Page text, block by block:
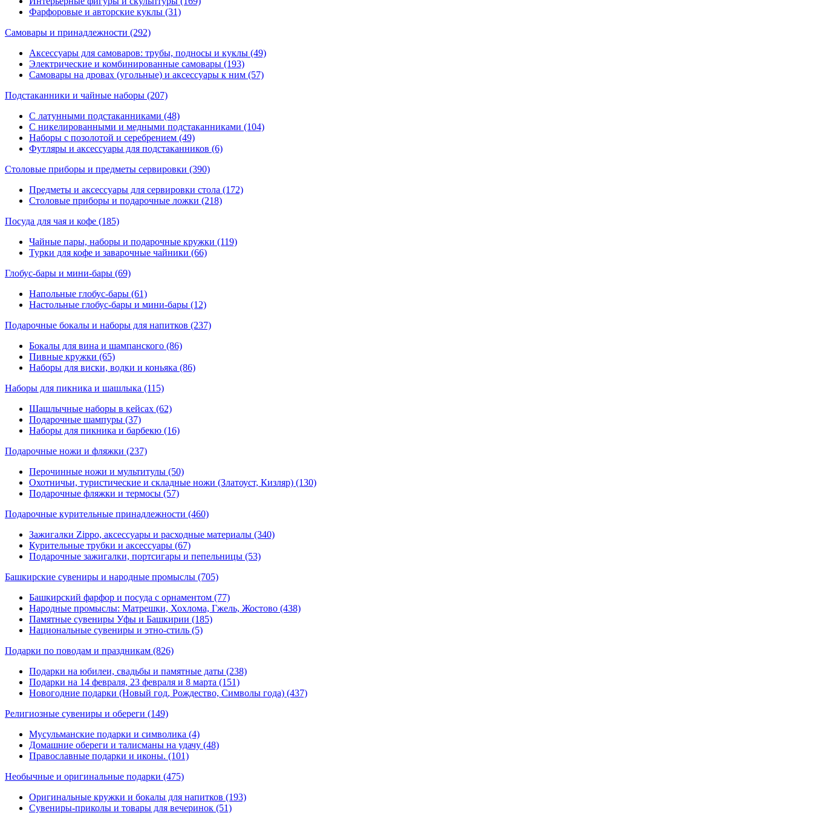
Фарфоровые и авторские куклы (31)
Самовары и принадлежности (292)
Аксессуары для самоваров: трубы, подносы и куклы (49)
Электрические и комбинированные самовары (193)
Самовары на дровах (угольные) и аксессуары к ним (57)
Подстаканники и чайные наборы (207)
С латунными подстаканниками (48)
С никелированными и медными подстаканниками (104)
Наборы с позолотой и серебрением (49)
Футляры и аксессуары для подстаканников (6)
Столовые приборы и предметы сервировки (390)
Предметы и аксессуары для сервировки стола (172)
Столовые приборы и подарочные ложки (218)
Посуда для чая и кофе (185)
Чайные пары, наборы и подарочные кружки (119)
Турки для кофе и заварочные чайники (66)
Глобус-бары и мини-бары (69)
Напольные глобус-бары (61)
Настольные глобус-бары и мини-бары (12)
Подарочные бокалы и наборы для напитков (237)
Бокалы для вина и шампанского (86)
Пивные кружки (65)
Наборы для виски, водки и коньяка (86)
Наборы для пикника и шашлыка (115)
Шашлычные наборы в кейсах (62)
Подарочные шампуры (37)
Наборы для пикника и барбекю (16)
Подарочные ножи и фляжки (237)
Перочинные ножи и мультитулы (50)
Охотничьи, туристические и складные ножи (Златоуст, Кизляр) (130)
Подарочные фляжки и термосы (57)
Подарочные курительные принадлежности (460)
Зажигалки Zippo, аксессуары и расходные материалы (340)
Курительные трубки и аксессуары (67)
Подарочные зажигалки, портсигары и пепельницы (53)
Башкирские сувениры и народные промыслы (705)
Башкирский фарфор и посуда с орнаментом (77)
Народные промыслы: Матрешки, Хохлома, Гжель, Жостово (438)
Памятные сувениры Уфы и Башкирии (185)
Национальные сувениры и этно-стиль (5)
Подарки по поводам и праздникам (826)
Подарки на юбилеи, свадьбы и памятные даты (238)
Подарки на 14 февраля, 23 февраля и 8 марта (151)
Новогодние подарки (Новый год, Рождество, Символы года) (437)
Религиозные сувениры и обереги (149)
Мусульманские подарки и символика (4)
Домашние обереги и талисманы на удачу (48)
Православные подарки и иконы. (101)
Необычные и оригинальные подарки (475)
Оригинальные кружки и бокалы для напитков (193)
Сувениры-приколы и товары для вечеринок (51)